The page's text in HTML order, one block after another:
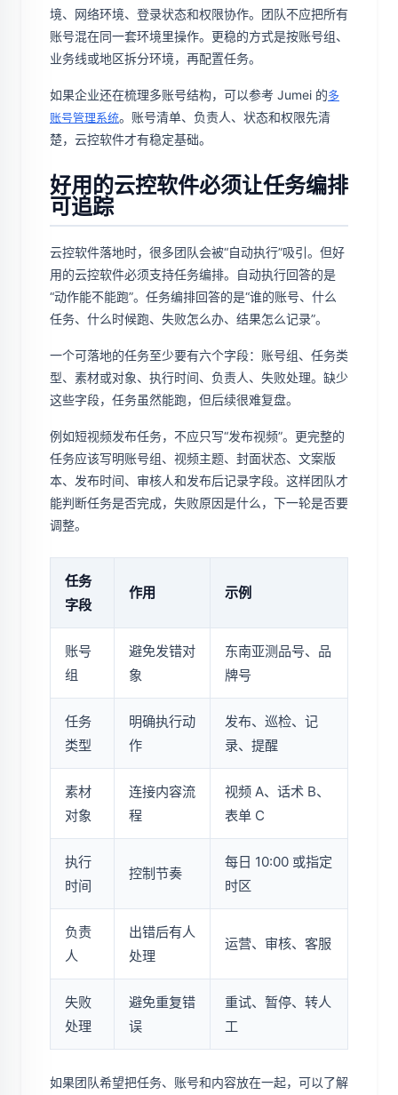
境、网络环境、登录状态和权限协作。团队不应把所有
账号混在同一套环境里操作。更稳的方式是按账号组、
业务线或地区拆分环境，再配置任务。
如果企业还在梳理多账号结构，可以参考 Jumei 的多
账号管理系统。账号清单、负责人、状态和权限先清
楚，云控软件才有稳定基础。
好用的云控软件必须让任务编排
可追踪
云控软件落地时，很多团队会被“自动执行”吸引。但好
用的云控软件必须支持任务编排。自动执行回答的是
“动作能不能跑”。任务编排回答的是“谁的账号、什么
任务、什么时候跑、失败怎么办、结果怎么记录”。
一个可落地的任务至少要有六个字段：账号组、任务类
型、素材或对象、执行时间、负责人、失败处理。缺少
这些字段，任务虽然能跑，但后续很难复盘。
例如短视频发布任务，不应只写“发布视频”。更完整的
任务应该写明账号组、视频主题、封面状态、文案版
本、发布时间、审核人和发布后记录字段。这样团队才
能判断任务是否完成，失败原因是什么，下一轮是否要
调整。
任务
字段
作用 示例
账号
组
避免发错对
象
东南亚测品号、品
牌号
任务
类型
明确执行动
作
发布、巡检、记
录、提醒
素材
对象
连接内容流
程
视频 A、话术 B、
表单 C
执行
时间
控制节奏
每日 10:00 或指定
时区
负责
人
出错后有人
处理
运营、审核、客服
失败
处理
避免重复错
误
重试、暂停、转人
工
如果团队希望把任务、账号和内容放在一起，可以了解